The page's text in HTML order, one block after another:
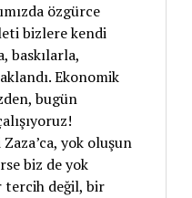
özgürce
bizlere kendi
baskılarla,
Ekonomik
bugün
yok oluşun
biz de yok
tercih değil, bir